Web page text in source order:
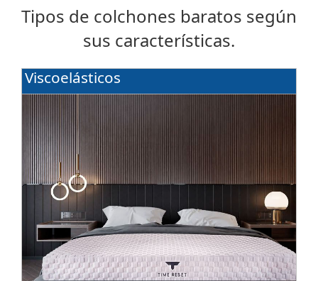
Tipos de colchones baratos según
sus características.
Viscoelásticos